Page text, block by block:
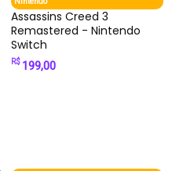
Assassins Creed 3
Remastered - Nintendo
Switch
R$ 199,00